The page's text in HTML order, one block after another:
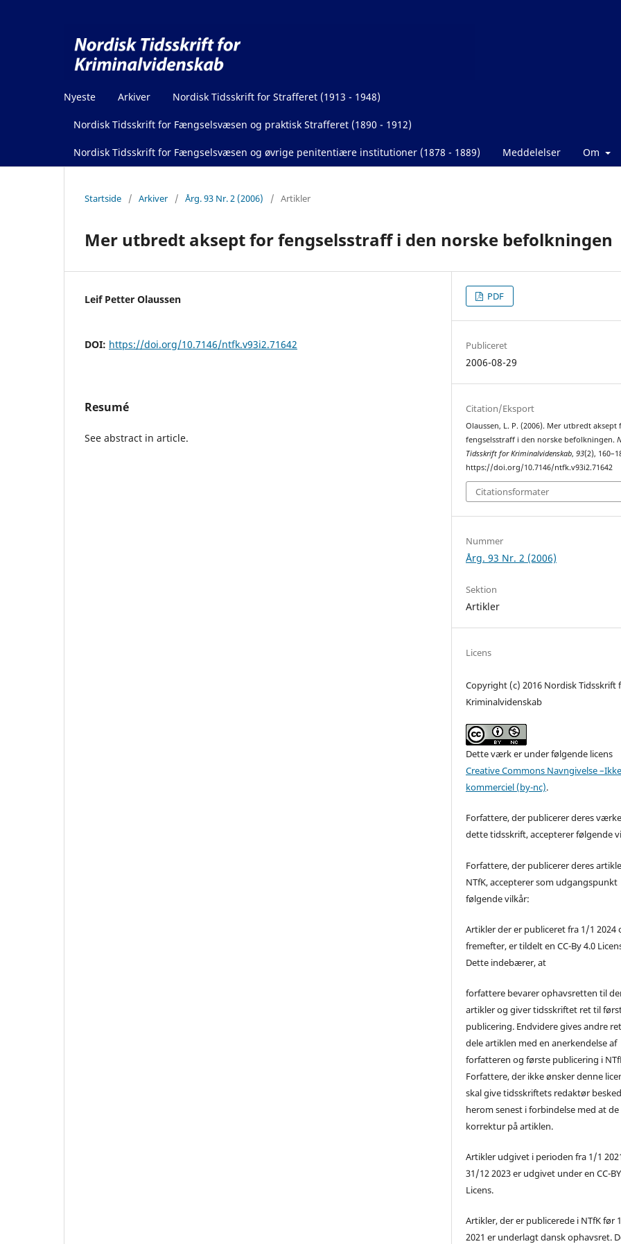
Nyeste Arkiver Nordisk Tidsskrift for Strafferet (1913 - 1948)
Nordisk Tidsskrift for Fængselsvæsen og praktisk Strafferet (1890 - 1912)
Nordisk Tidsskrift for Fængselsvæsen og øvrige penitentiære institutioner (1878 - 1889) Meddelelser Om
Startside / Arkiver / Årg. 93 Nr. 2 (2006) / Artikler
Mer utbredt aksept for fengselsstraff i den norske befolkningen
Leif Petter Olaussen
DOI: https://doi.org/10.7146/ntfk.v93i2.71642
Resumé
See abstract in article.
PDF
Publiceret
2006-08-29
Citation/Eksport
Olaussen, L. P. (2006). Mer utbredt aksept
fengselsstraff i den norske befolkningen.
Tidsskrift for Kriminalvidenskab,93(2),
https://doi.org/10.7146/ntfk.v93i2.71642
Citationsformater
Nummer
Årg. 93 Nr. 2 (2006)
Sektion
Artikler
Licens
Copyright (c) 2016 Nordisk Tidsskrift
Kriminalvidenskab
Dette værk er under følgende licens
Creative Commons Navngivelse
kommerciel (by-nc).
Forfattere, der publicerer deres
dette tidsskrift, accepterer følgende
Forfattere, der publicerer deres
NTfK, accepterer som udgangspunkt
følgende vilkår:
Artikler der er publiceret fra 1/1 2024
fremefter, er tildelt en CC-By 4.0
Dette indebærer, at
forfattere bevarer ophavsretten til
artikler og giver tidsskriftet ret til
publicering. Endvidere gives andre
dele artiklen med en anerkendelse af
forfatteren og første publicering i
Forfattere, der ikke ønsker denne
skal give tidsskriftets redaktør besked
herom senest i forbindelse med at
korrektur på artiklen.
Artikler udgivet i perioden fra 1/1
31/12 2023 er udgivet under en CC-
Licens.
Artikler, der er publicerede i NTfK før
2021 er underlagt dansk ophavsret.